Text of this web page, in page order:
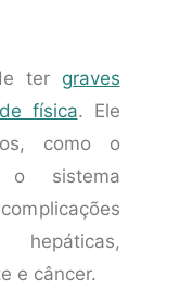
ter graves
física. Ele
como o
sistema
e câncer.